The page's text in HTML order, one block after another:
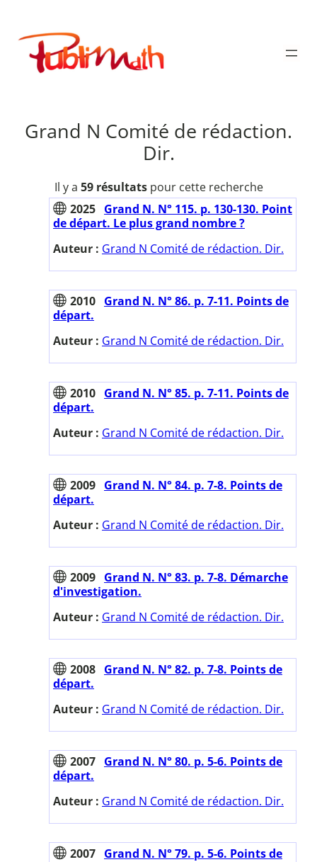
contenu
Publimath
Grand N Comité de rédaction.
Dir.
Il y a 59 résultatspour cette recherche
2025 Grand N. N° 115. p. 130-130. Point
de départ. Le plus grand nombre ?
Auteur : Grand N Comité de rédaction. Dir.
2010 Grand N. N° 86. p. 7-11. Points de
départ.
Auteur : Grand N Comité de rédaction. Dir.
2010 Grand N. N° 85. p. 7-11. Points de
départ.
Auteur : Grand N Comité de rédaction. Dir.
2009 Grand N. N° 84. p. 7-8. Points de
départ.
Auteur : Grand N Comité de rédaction. Dir.
2009 Grand N. N° 83. p. 7-8. Démarche
d'investigation.
Auteur : Grand N Comité de rédaction. Dir.
2008 Grand N. N° 82. p. 7-8. Points de
départ.
Auteur : Grand N Comité de rédaction. Dir.
2007 Grand N. N° 80. p. 5-6. Points de
départ.
Auteur : Grand N Comité de rédaction. Dir.
2007 Grand N. N° 79. p. 5-6. Points de